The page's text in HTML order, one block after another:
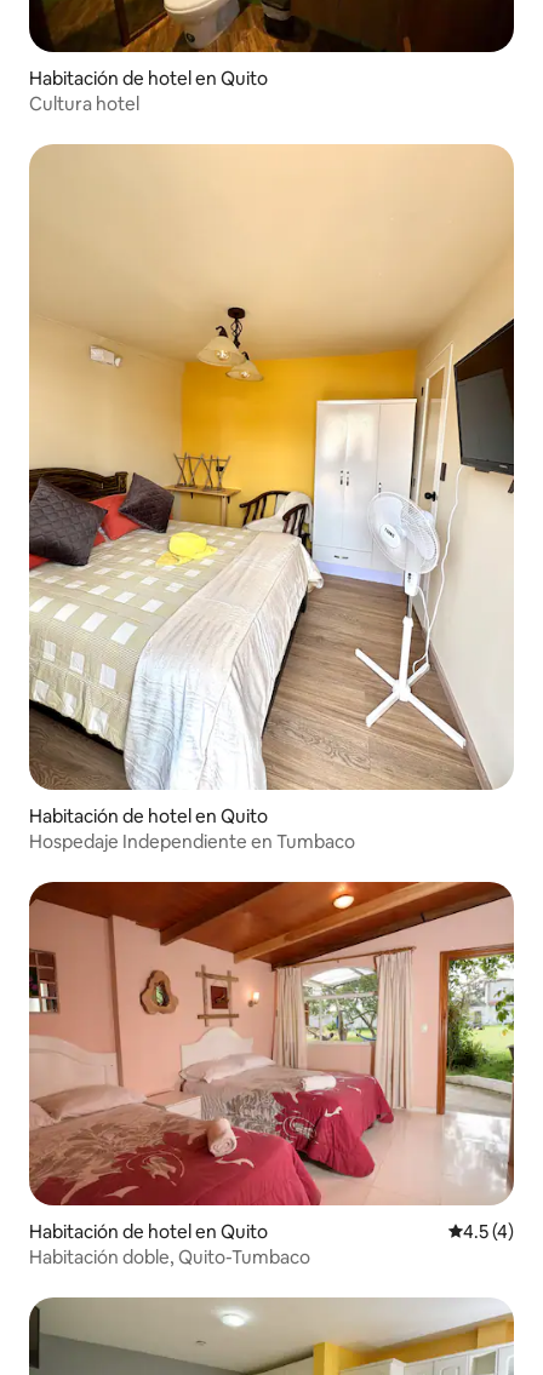
Habitación de hotel en Quito
Cultura hotel
Habitación de hotel en Quito
Hospedaje Independiente en Tumbaco
Habitación de hotel en Quito
4.5 (4)
Habitación doble, Quito-Tumbaco